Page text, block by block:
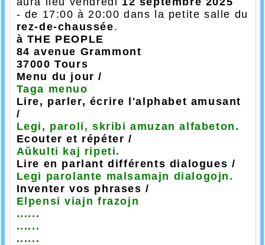
- de 17:00 à 20:00 dans la petite salle du
rez-de-chaussée.
à THE PEOPLE
84 avenue Grammont
37000 Tours
Menu du jour /
Taga menuo
Lire, parler, écrire l'alphabet amusant
/
Legi, paroli, skribi amuzan alfabeton.
Ecouter et répéter /
Aŭkulti kaj ripeti.
Lire en parlant différents dialogues /
Legi parolante malsamajn dialogojn.
Inventer vos phrases /
Elpensi viajn frazojn
......
......
......